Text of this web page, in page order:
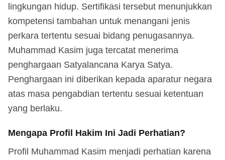
lingkungan hidup. Sertifikasi tersebut menunjukkan
kompetensi tambahan untuk menangani jenis
perkara tertentu sesuai bidang penugasannya.
Muhammad Kasim juga tercatat menerima
penghargaan Satyalancana Karya Satya.
Penghargaan ini diberikan kepada aparatur negara
atas masa pengabdian tertentu sesuai ketentuan
yang berlaku.
Mengapa Profil Hakim Ini Jadi Perhatian?
Profil Muhammad Kasim menjadi perhatian karena